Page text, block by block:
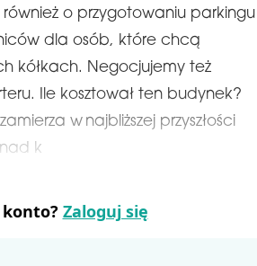
o przygotowaniu parkingu
dla osób, które chcą
kółkach. Negocjujemy też
Ile kosztował ten budynek?
w najbliższej przyszłości
k
konto? Zaloguj się